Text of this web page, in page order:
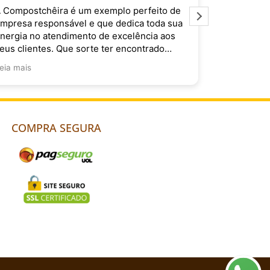
Compostchêira é um exemplo perfeito de
responsável e que dedica toda sua
no atendimento de excelência aos
clientes. Que sorte ter encontrado
mais
COMPRA SEGURA